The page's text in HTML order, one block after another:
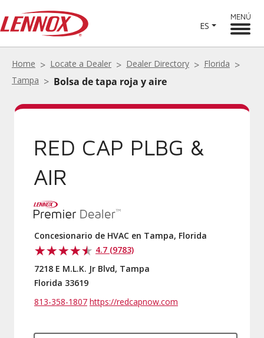
ES
MENÚ
Home Locate a Dealer Dealer Directory
Florida
Tampa
Bolsa de tapa roja y aire
RED CAP PLBG &
AIR
Concesionario de HVAC en Tampa, Florida
4.7 (9783)
7218 E M.L.K. Jr Blvd, Tampa
Florida 33619
813-358-1807 https://redcapnow.com